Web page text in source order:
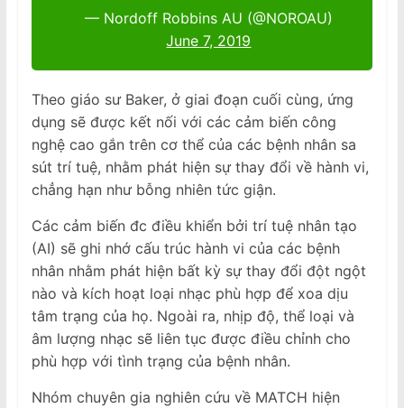
— Nordoff Robbins AU (@NOROAU)
June 7, 2019
Theo giáo sư Baker, ở giai đoạn cuối cùng, ứng
dụng sẽ được kết nối với các cảm biến công
nghệ cao gắn trên cơ thể của các bệnh nhân sa
sút trí tuệ, nhằm phát hiện sự thay đổi về hành vi,
chẳng hạn như bỗng nhiên tức giận.
Các cảm biến đc điều khiển bởi trí tuệ nhân tạo
(AI) sẽ ghi nhớ cấu trúc hành vi của các bệnh
nhân nhằm phát hiện bất kỳ sự thay đổi đột ngột
nào và kích hoạt loại nhạc phù hợp để xoa dịu
tâm trạng của họ. Ngoài ra, nhịp độ, thể loại và
âm lượng nhạc sẽ liên tục được điều chỉnh cho
phù hợp với tình trạng của bệnh nhân.
Nhóm chuyên gia nghiên cứu về MATCH hiện